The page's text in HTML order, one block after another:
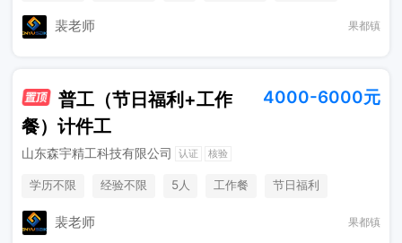
包吃住
裴老师 果都镇
普工（节日福利+工作
餐）计件工
4000-6000元
山东森宇精工科技有限公司 认证 核验
学历不限 经验不限 5人 工作餐
节日福利
保险
裴老师 果都镇